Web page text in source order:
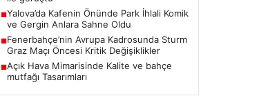
■Yalova’da Kafenin Önünde Park İhlali Komik
ve Gergin Anlara Sahne Oldu
■Fenerbahçe’nin Avrupa Kadrosunda Sturm
Graz Maçı Öncesi Kritik Değişiklikler
■Açık Hava Mimarisinde Kalite ve bahçe
mutfağı Tasarımları